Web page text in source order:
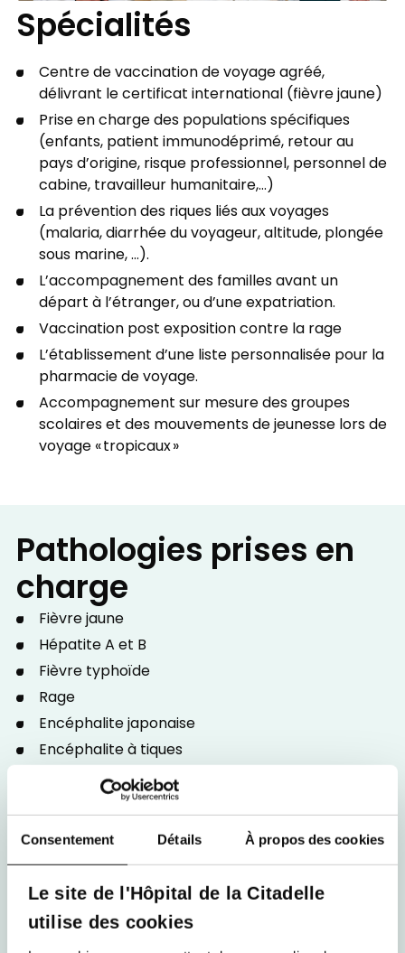
Consentement Détails À propos des cookies
Le site de l'Hôpital de la Citadelle
utilise des cookies
Spécialités
Centre de vaccination de voyage agréé,
délivrant le certificat international (fièvre jaune)
Prise en charge des populations spécifiques
(enfants, patient immunodéprimé, retour au
pays d’origine, risque professionnel, personnel de
cabine, travailleur humanitaire,…)
La prévention des riques liés aux voyages
(malaria, diarrhée du voyageur, altitude, plongée
sous marine, …).
L’accompagnement des familles avant un
départ à l’étranger, ou d’une expatriation.
Vaccination post exposition contre la rage
L’établissement d’une liste personnalisée pour la
pharmacie de voyage.
Accompagnement sur mesure des groupes
scolaires et des mouvements de jeunesse lors de
voyage « tropicaux »
Pathologies prises en
charge
Fièvre jaune
Hépatite A et B
Fièvre typhoïde
Rage
Encéphalite japonaise
Encéphalite à tiques
Méningocoques
Autres arboviroses (zika, chikungunya)
Paludisme = malaria
Morsures d'animaux
Paludisme (malaria)